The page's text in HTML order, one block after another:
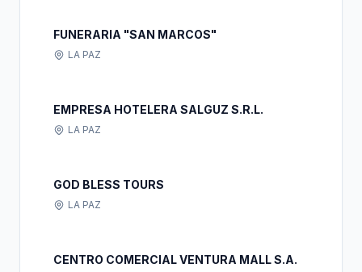
FUNERARIA "SAN MARCOS"
LA PAZ
EMPRESA HOTELERA SALGUZ S.R.L.
LA PAZ
GOD BLESS TOURS
LA PAZ
CENTRO COMERCIAL VENTURA MALL S.A.